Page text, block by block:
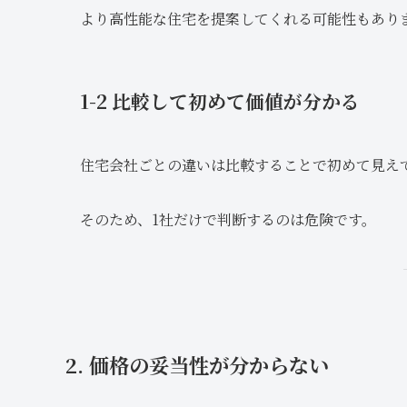
より高性能な住宅を提案してくれる可能性もあり
1-2 比較して初めて価値が分かる
住宅会社ごとの違いは比較することで初めて見え
そのため、1社だけで判断するのは危険です。
2. 価格の妥当性が分からない